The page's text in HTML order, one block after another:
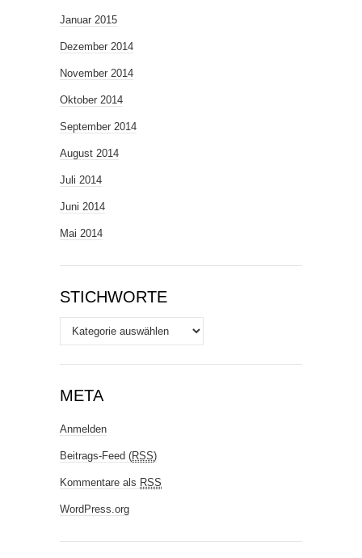
Januar 2015
Dezember 2014
November 2014
Oktober 2014
September 2014
August 2014
Juli 2014
Juni 2014
Mai 2014
STICHWORTE
Stichworte
META
Anmelden
Beitrags-Feed (RSS)
Kommentare als RSS
WordPress.org